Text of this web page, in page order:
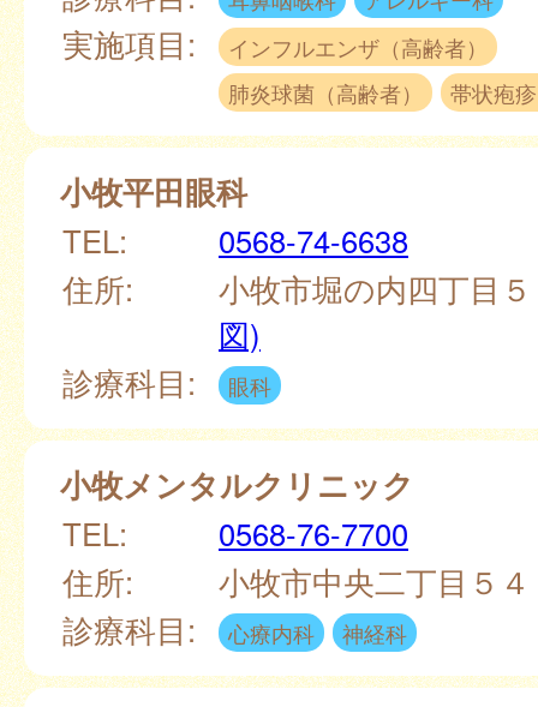
実施項目:
インフルエンザ（高齢者）
肺炎球菌（高齢者）
帯状疱
小牧平田眼科
TEL:
0568-74-6638
住所:
小牧市堀の内四丁目
図)
診療科目:
眼科
小牧メンタルクリニック
TEL:
0568-76-7700
住所:
小牧市中央二丁目５４
診療科目:
心療内科 神経科